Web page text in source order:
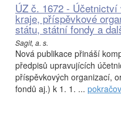
ÚZ č. 1672 -
kraje, příspěvkové
státu, státní fondy a
Sagit, a. s.
Nová publikace přináší
předpisů upravujících
příspěvkových organizací,
fondů aj.) k 1. 1. ...